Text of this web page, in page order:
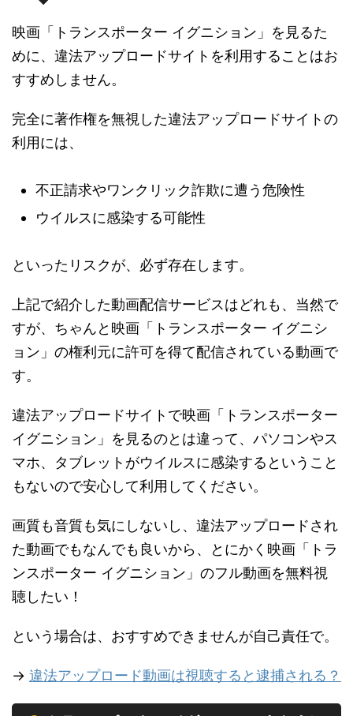
映画「トランスポーター イグニション」を見るた
めに、違法アップロードサイトを利用することはお
すすめしません。
完全に著作権を無視した違法アップロードサイトの
利用には、
不正請求やワンクリック詐欺に遭う危険性
ウイルスに感染する可能性
といったリスクが、必ず存在します。
上記で紹介した動画配信サービスはどれも、当然で
すが、ちゃんと映画「トランスポーター イグニシ
ョン」の権利元に許可を得て配信されている動画で
す。
違法アップロードサイトで映画「トランスポーター
イグニション」を見るのとは違って、パソコンやス
マホ、タブレットがウイルスに感染するということ
もないので安心して利用してください。
画質も音質も気にしないし、違法アップロードされ
た動画でもなんでも良いから、とにかく映画「トラ
ンスポーター イグニション」のフル動画を無料視
聴したい！
という場合は、おすすめできませんが自己責任で。
→ 違法アップロード動画は視聴すると逮捕される？